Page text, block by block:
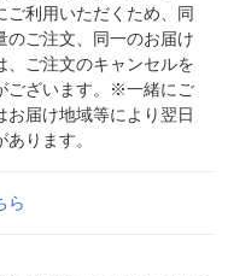
利用いただくため、同
のご注文、同一のお届け
、ご注文のキャンセルを
ございます。※一緒にご
お届け地域等により翌日
ります。
ら